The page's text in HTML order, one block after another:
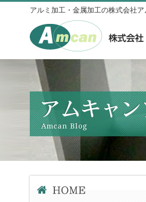
アルミ加工・金属加工の株式会社ア